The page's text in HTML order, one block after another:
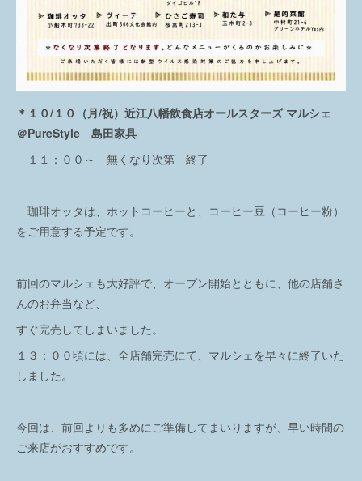
＊１０/１０（月/祝）近江八幡飲食店オールスターズ マルシェ
＠PureStyle 島田家具
１１：００～ 無くなり次第 終了
珈琲オッタは、ホットコーヒーと、コーヒー豆（コーヒー粉）
をご用意する予定です。
前回のマルシェも大好評で、オープン開始とともに、他の店舗さ
んのお弁当など、
すぐ完売してしまいました。
１３：００頃には、全店舗完売にて、マルシェを早々に終了いた
しました。
今回は、前回よりも多めにご準備してまいりますが、早い時間の
ご来店がおすすめです。